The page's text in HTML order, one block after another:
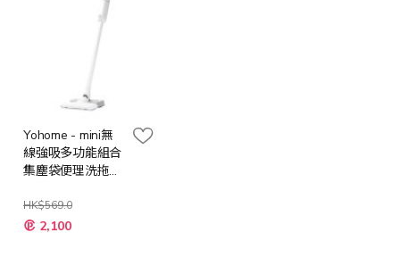
Yohome - mini無
線強吸多功能組合
集塵袋便理洗拖吸
HK$569.0
特 2,100